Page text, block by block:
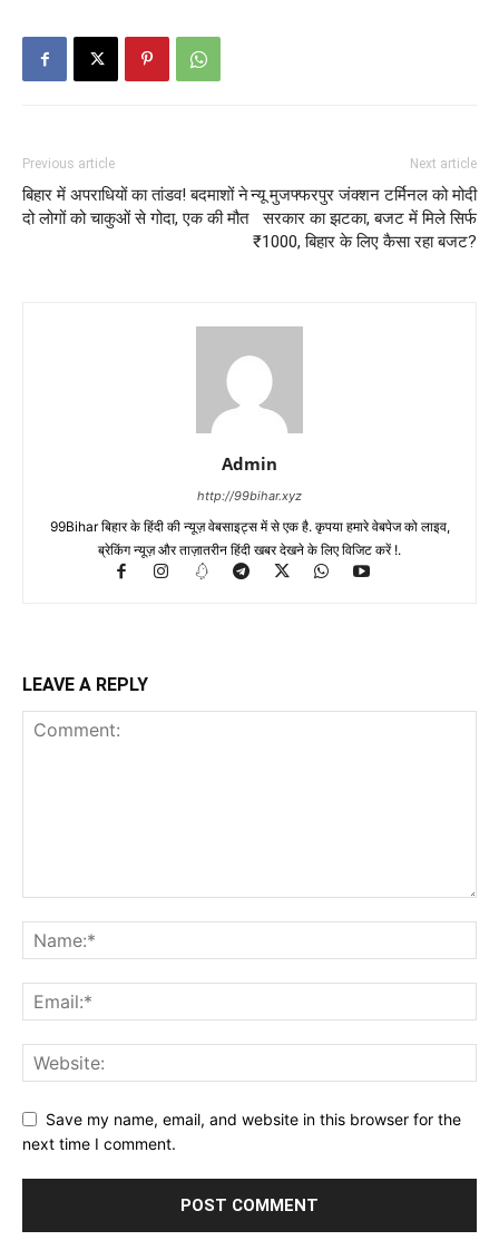
Previous article
बिहार में अपराधियों का तांडव! बदमाशों ने
दो लोगों को चाकुओं से गोदा, एक की मौत
Next article
न्यू मुजफ्फरपुर जंक्शन टर्मिनल को मोदी
सरकार का झटका, बजट में मिले सिर्फ
₹1000, बिहार के लिए कैसा रहा बजट?
Admin
http://99bihar.xyz
99Bihar बिहार के हिंदी की न्यूज़ वेबसाइट्स में से एक है. कृपया हमारे वेबपेज को लाइव,
ब्रेकिंग न्यूज़ और ताज़ातरीन हिंदी खबर देखने के लिए विजिट करें !.
LEAVE A REPLY
Save my name, email, and website in this browser for the
next time I comment.